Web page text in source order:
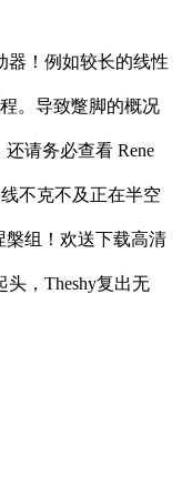
器！例如较长的线性
。导致蹩脚的概况
请务必查看 Rene
不克不及正在半空
槃组！欢送下载高清
，Theshy复出无